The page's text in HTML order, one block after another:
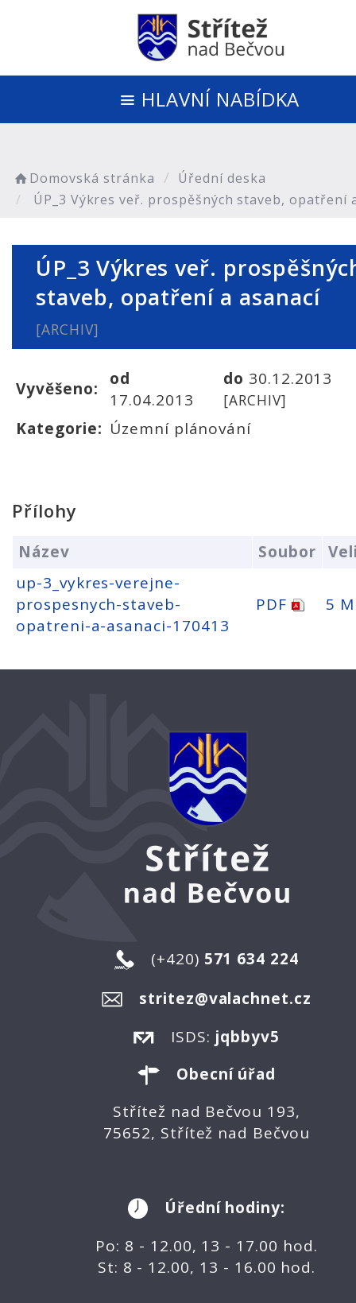
HLAVNÍ NABÍDKA
Domovská stránka
Úřední deska
ÚP_3 Výkres veř. prospěšných staveb, opatření
ÚP_3 Výkres veř.
staveb, opatření a asanací
[ARCHIV]
Vyvěšeno:
od
17.04.2013
do 30.12.2013
[ARCHIV]
Kategorie: Územní plánování
Přílohy
Název Soubor
up-3_vykres-verejne-
prospesnych-staveb-
opatreni-a-asanaci-170413
PDF 5
(+420) 571 634 224
stritez@valachnet.cz
ISDS: jqbbyv5
Obecní úřad
Střítež nad Bečvou 193,
75652, Střítež nad Bečvou
Úřední hodiny:
Po: 8 - 12.00, 13 - 17.00 hod.
St: 8 - 12.00, 13 - 16.00 hod.